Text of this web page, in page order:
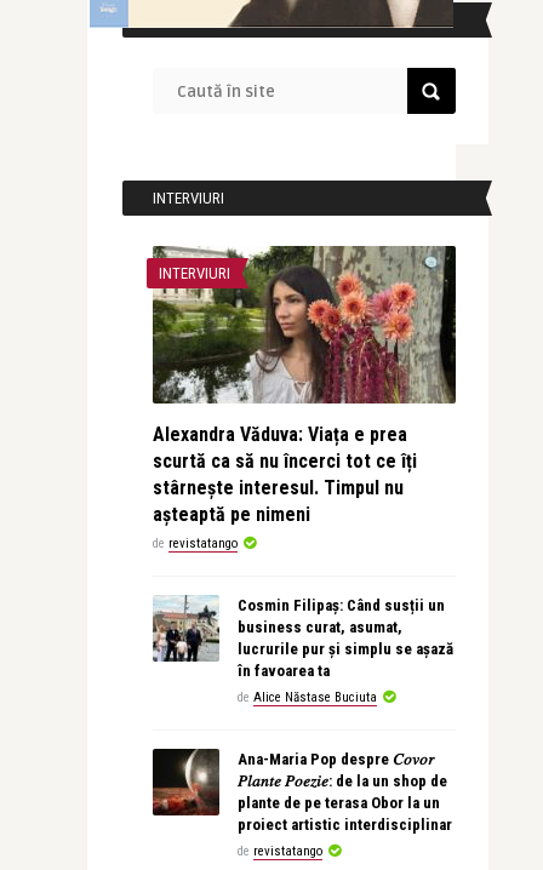
CAUTĂ ÎN SITE
INTERVIURI
INTERVIURI
Alexandra Văduva: Viața e prea
scurtă ca să nu încerci tot ce îți
stârnește interesul. Timpul nu
așteaptă pe nimeni
de revistatango
Cosmin Filipaș: Când susții un
business curat, asumat,
lucrurile pur și simplu se așază
în favoarea ta
de Alice Năstase Buciuta
Ana-Maria Pop despre 𝐶𝑜𝑣𝑜𝑟
𝑃𝑙𝑎𝑛𝑡𝑒 𝑃𝑜𝑒𝑧𝑖𝑒: de la un shop de
plante de pe terasa Obor la un
proiect artistic interdisciplinar
de revistatango